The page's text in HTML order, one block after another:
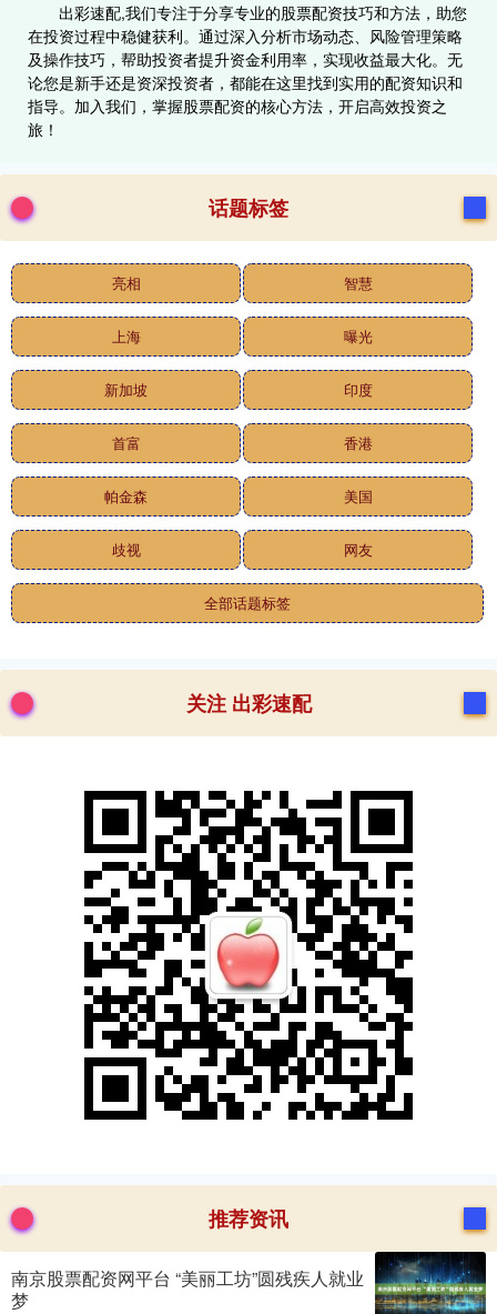
出彩速配,我们专注于分享专业的股票配资技巧和方法，助您
在投资过程中稳健获利。通过深入分析市场动态、风险管理策略
及操作技巧，帮助投资者提升资金利用率，实现收益最大化。无
论您是新手还是资深投资者，都能在这里找到实用的配资知识和
指导。加入我们，掌握股票配资的核心方法，开启高效投资之
旅！
话题标签
亮相 智慧
上海 曝光
新加坡 印度
首富 香港
帕金森 美国
歧视 网友
全部话题标签
关注 出彩速配
推荐资讯
南京股票配资网平台 “美丽工坊”圆残疾人就业
梦